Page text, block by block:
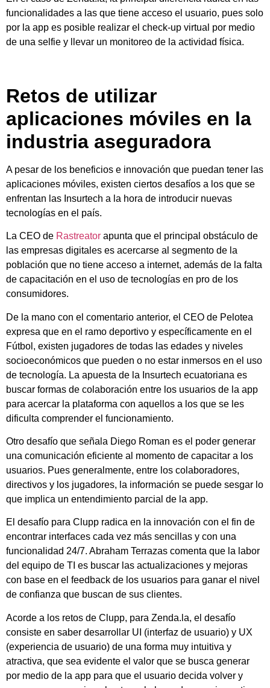
funcionalidades a las que tiene acceso el usuario, pues solo
por la app es posible realizar el check-up virtual por medio
de una selfie y llevar un monitoreo de la actividad física.
Retos de utilizar
aplicaciones móviles en la
industria aseguradora
A pesar de los beneficios e innovación que puedan tener las
aplicaciones móviles, existen ciertos desafíos a los que se
enfrentan las Insurtech a la hora de introducir nuevas
tecnologías en el país.
La CEO de Rastreator apunta que el principal obstáculo de
las empresas digitales es acercarse al segmento de la
población que no tiene acceso a internet, además de la falta
de capacitación en el uso de tecnologías en pro de los
consumidores.
De la mano con el comentario anterior, el CEO de Pelotea
expresa que en el ramo deportivo y específicamente en el
Fútbol, existen jugadores de todas las edades y niveles
socioeconómicos que pueden o no estar inmersos en el uso
de tecnología. La apuesta de la Insurtech ecuatoriana es
buscar formas de colaboración entre los usuarios de la app
para acercar la plataforma con aquellos a los que se les
dificulta comprender el funcionamiento.
Otro desafío que señala Diego Roman es el poder generar
una comunicación eficiente al momento de capacitar a los
usuarios. Pues generalmente, entre los colaboradores,
directivos y los jugadores, la información se puede sesgar lo
que implica un entendimiento parcial de la app.
El desafío para Clupp radica en la innovación con el fin de
encontrar interfaces cada vez más sencillas y con una
funcionalidad 24/7. Abraham Terrazas comenta que la labor
del equipo de TI es buscar las actualizaciones y mejoras
con base en el feedback de los usuarios para ganar el nivel
de confianza que buscan de sus clientes.
Acorde a los retos de Clupp, para Zenda.la, el desafío
consiste en saber desarrollar UI (interfaz de usuario) y UX
(experiencia de usuario) de una forma muy intuitiva y
atractiva, que sea evidente el valor que se busca generar
por medio de la app para que el usuario decida volver y